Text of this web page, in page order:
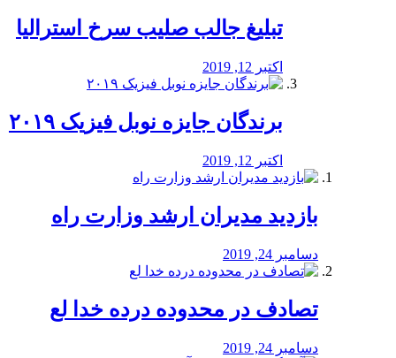
تبلیغ جالب صلیب سرخ استرالیا
اکتبر 12, 2019
برندگان جایزه نوبل فیزیک ۲۰۱۹
اکتبر 12, 2019
بازدید مدیران ارشد وزارت راه
دسامبر 24, 2019
تصادف در محدوده درده خدا لع
دسامبر 24, 2019